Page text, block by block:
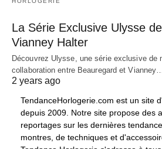
La Série Exclusive Ulysse
Vianney Halter
Découvrez Ulysse, une série exclusive de
collaboration entre Beauregard et
2 years ago
TendanceHorlogerie.com est un site
depuis 2009. Notre site propose des
reportages sur les dernières
montres, de techniques et